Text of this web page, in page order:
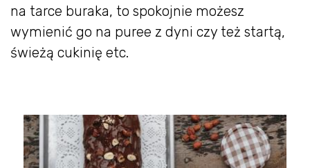
na tarce buraka, to spokojnie możesz
wymienić go na puree z dyni czy też startą,
świeżą cukinię etc.